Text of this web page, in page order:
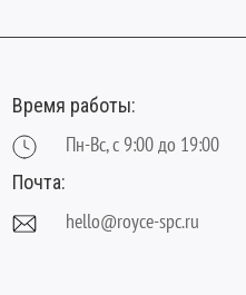
4.5
180
Время работы:
Пн-Вс, с 9:00 до 19:00
Почта:
hello@royce-spc.ru